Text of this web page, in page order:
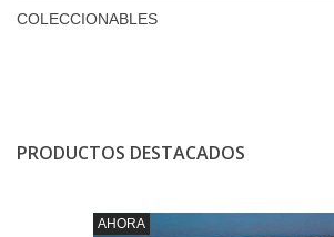
COLECCIONABLES
PRODUCTOS DESTACADOS
AHORA